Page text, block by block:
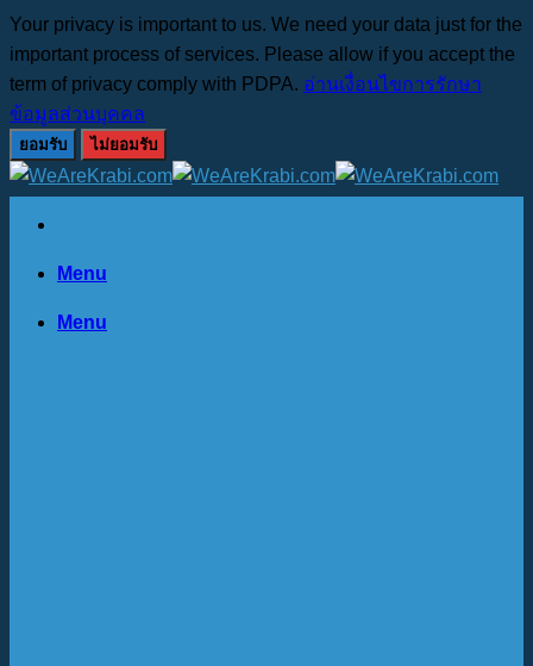
Your privacy is important to us. We need your data just for the
important process of services. Please allow if you accept the
term of privacy comply with PDPA. อ่านเงื่อนไขการรักษา
ข้อมูลส่วนบุคคล
ยอมรับ ไม่ยอมรับ
Skip
content
Menu
Menu